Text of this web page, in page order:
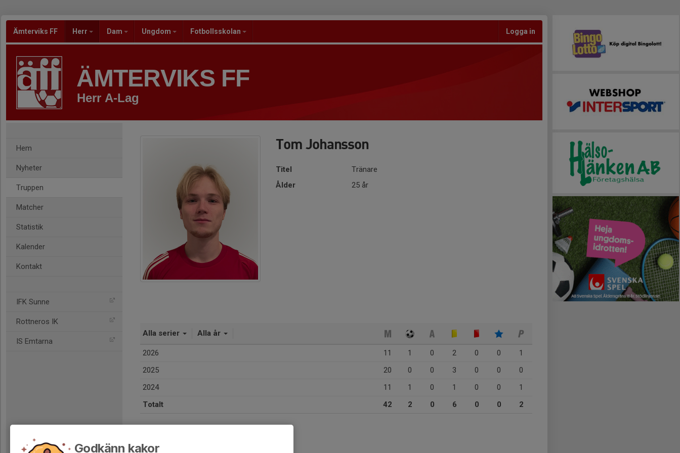
Ämterviks FF Herr Dam Ungdom Fotbollsskolan Logga in
ÄMTERVIKS FF
Herr A-Lag
Hem
Nyheter
Truppen
Matcher
Statistik
Kalender
Kontakt
IFK Sunne
Rottneros IK
IS Emtarna
Tom Johansson
Titel
Tränare
Ålder
25 år
Alla serier Alla år
2026 11 1 0 2 0 0
1
2025
20 0 0 3 0 0
0
2024
11 1 0 1 0 0
1
Totalt
42 2 0 6 0 0 2
Godkänn kakor